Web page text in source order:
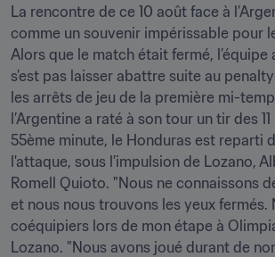
La rencontre de ce 10 août face à
comme un souvenir impérissable pour
Alors que le match était fermé, l’équipe
s’est pas laisser abattre suite au
les arrêts de jeu de la première mi-
l’Argentine a raté à son tour un tir des
55ème minute, le Honduras est reparti
l'attaque, sous l’impulsion de Lozano,
Romell Quioto. "Nous ne connaissons
et nous nous trouvons les yeux fermés.
coéquipiers lors de mon étape à
Lozano. "Nous avons joué durant de